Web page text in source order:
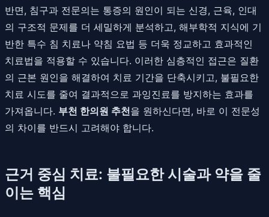
반면, 침구과 전문의는 통증의 원인이 되는 신경, 근육, 인대
의 구조적 문제를 더 세밀하게 분석하고, 해부학적 지식에 기
반한 특수 침 치료나 약침 요법 등 더욱 정교하고 효과적인
치료법을 적용할 수 있습니다. 이러한 심층적인 접근은 질환
의 근본 원인을 해결하여 치료 기간을 단축시키고, 불필요한
치료 시도를 줄여 결과적으로 과잉진료를 방지하는 효과를
가져옵니다. 부천 한의원 추천을 원하신다면, 바로 이 전문성
의 차이를 반드시 고려해야 합니다.
근거 중심 치료: 불필요한 시술과 약을 줄
이는 핵심